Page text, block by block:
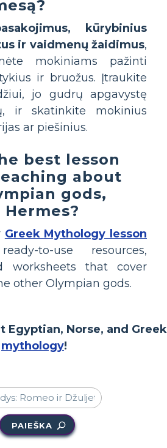
kūrybinius
ir vaidmenų žaidimus,
mokiniams pažinti
ir bruožus. Įtraukite
jo gudrų apgavystę
ir skatinkite mokinius
ar piešinius.
best lesson
about
gods,
Greek Mythology lesson
to-use resources,
worksheets that cover
other Olympian gods.
Egyptian, Norse, and Greek
mythology!
PAIEŠKA